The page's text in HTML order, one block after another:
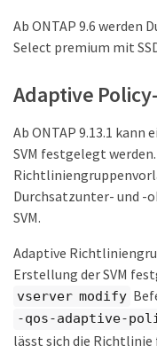
Ab ONTAP 9.6 werden
Select premium mit
Adaptive
Ab ONTAP 9.13.1 kann
SVM festgelegt
Durchsatzunter- und -
SVM.
Adaptive
Erstellung der SVM
vserver modify
-qos-adaptive-
lässt sich die